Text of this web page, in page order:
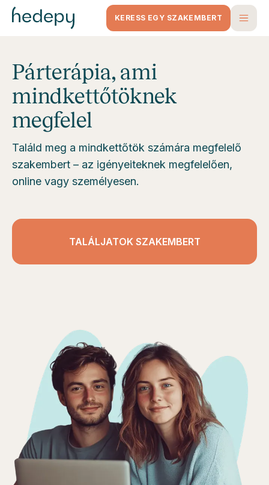
KERESS EGY SZAKEMBERT
Párterápia, ami
mindkettőtöknek
megfelel
Találd meg a mindkettőtök számára megfelelő
szakembert – az igényeiteknek megfelelően,
online vagy személyesen.
TALÁLJATOK SZAKEMBERT